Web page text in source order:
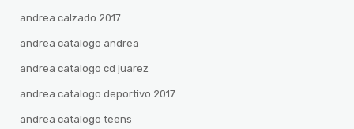
andrea calzado 2017
andrea catalogo andrea
andrea catalogo cd juarez
andrea catalogo deportivo 2017
andrea catalogo teens